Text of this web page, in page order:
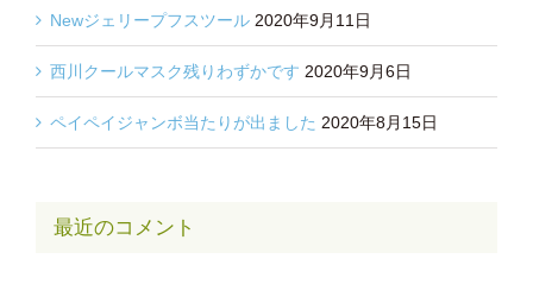
Newジェリープフスツール 2020年9月11日
西川クールマスク残りわずかです 2020年9月6日
ペイペイジャンボ当たりが出ました 2020年8月15日
最近のコメント